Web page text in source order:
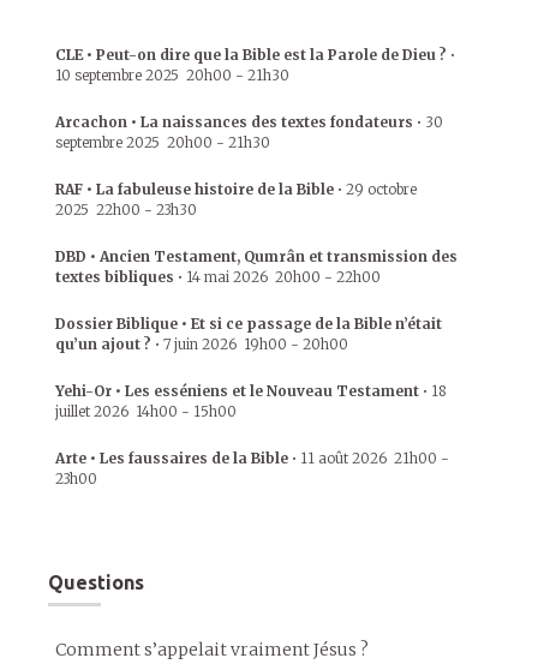
CLE • Peut-on dire que la Bible est la Parole de Dieu ? •
10 septembre 2025 20h00 - 21h30
Arcachon • La naissances des textes fondateurs • 30
septembre 2025 20h00 - 21h30
RAF • La fabuleuse histoire de la Bible • 29 octobre
2025 22h00 - 23h30
DBD • Ancien Testament, Qumrân et transmission des
textes bibliques • 14 mai 2026 20h00 - 22h00
Dossier Biblique • Et si ce passage de la Bible n’était
qu’un ajout ? • 7 juin 2026 19h00 - 20h00
Yehi-Or • Les esséniens et le Nouveau Testament • 18
juillet 2026 14h00 - 15h00
Arte • Les faussaires de la Bible • 11 août 2026 21h00 -
23h00
Questions
Comment s’appelait vraiment Jésus ?